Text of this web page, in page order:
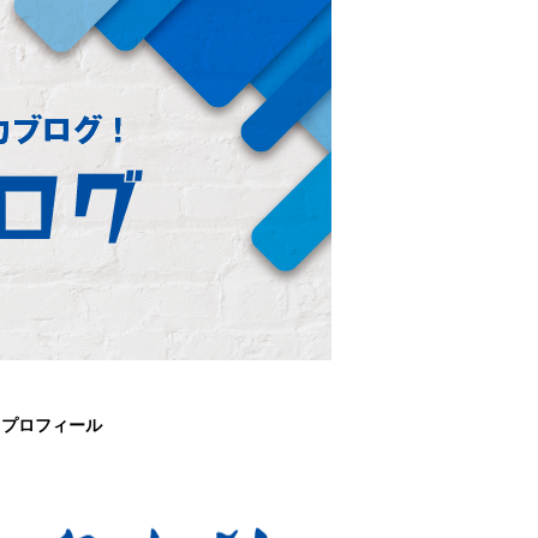
プロフィール